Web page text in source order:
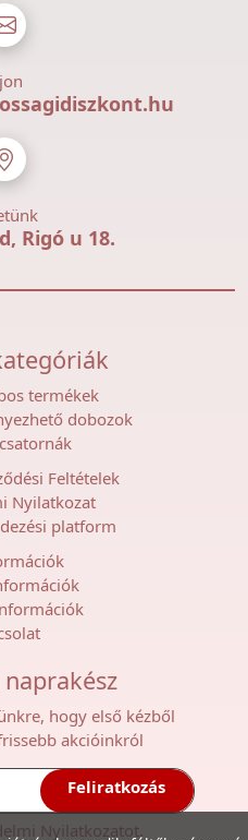
Rigó u 18.
termékek
dobozok
Feltételek
Nyilatkozat
platform
hogy első kézből
akcióinkról
Feliratkozás
Nyilatkozatot.